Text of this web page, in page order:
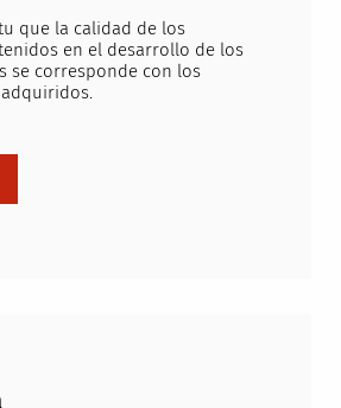
que la calidad de los
en el desarrollo de los
se corresponde con los